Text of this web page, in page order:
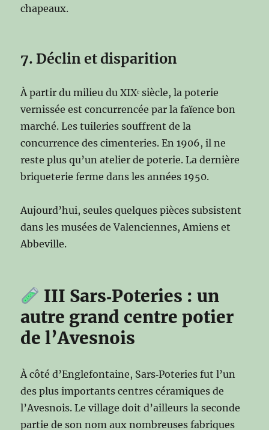
chapeaux.
7. Déclin et disparition
À partir du milieu du XIXᵉ siècle, la poterie
vernissée est concurrencée par la faïence bon
marché. Les tuileries souffrent de la
concurrence des cimenteries. En 1906, il ne
reste plus qu’un atelier de poterie. La dernière
briqueterie ferme dans les années 1950.
Aujourd’hui, seules quelques pièces subsistent
dans les musées de Valenciennes, Amiens et
Abbeville.
III Sars‑Poteries : un
autre grand centre potier
de l’Avesnois
À côté d’Englefontaine, Sars‑Poteries fut l’un
des plus importants centres céramiques de
l’Avesnois. Le village doit d’ailleurs la seconde
partie de son nom aux nombreuses fabriques